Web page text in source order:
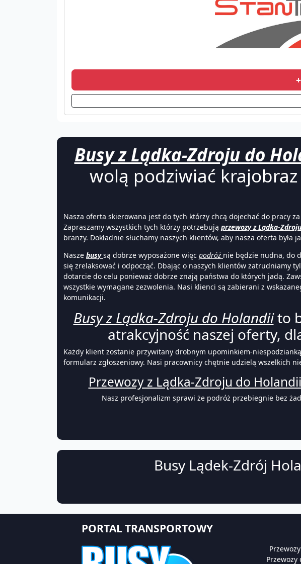
Busy z Lądka-Zdroju do
wolą podziwiać
Nasza oferta skierowana jest do tych którzy chcą dojechać do pracy
Zapraszamy wszystkich tych którzy potrzebują przewozy z Lądka-
branży. Dokładnie słuchamy naszych klientów, aby nasza oferta
Nasze busysą dobrze wyposażone więc podróż nie będzie nudna, do
się zrelaksować i odpocząć. Dbając o naszych klientów zatrudniamy
dotarcie do celu ponieważ dobrze znają państwa do których jadą.
wszystkie wymagane zezwolenia. Nasi klienci są zabierani z
komunikacji.
Busy z Lądka-Zdroju do Holandiito
atrakcyjność naszej oferty,
Każdy klient zostanie przywitany drobnym upominkiem-
formularz zgłoszeniowy. Nasi pracownicy chętnie udzielą wszelkich
Przewozy z Lądka-Zdroju do Holandii
Nasz profesjonalizm sprawi że podróż przebiegnie bez
Busy Lądek-Zdrój
PORTAL TRANSPORTOWY
Przewozy